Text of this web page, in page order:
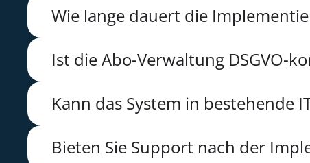
Wie lange dauert die
Ist die Abo-Verwaltung DSGVO-
Kann das System in bestehende
Bieten Sie Support nach der